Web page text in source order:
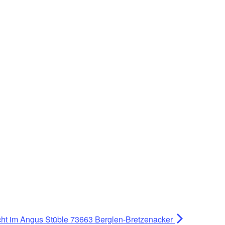
im Angus Stüble 73663 Berglen-Bretzenacker